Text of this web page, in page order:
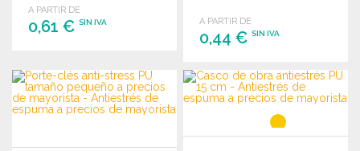
A PARTIR DE
0,61 € SIN IVA
Solicitar un presupuesto
A PARTIR DE
0,44 €SIN IVA
PEDIR
Solicitar un presupuesto